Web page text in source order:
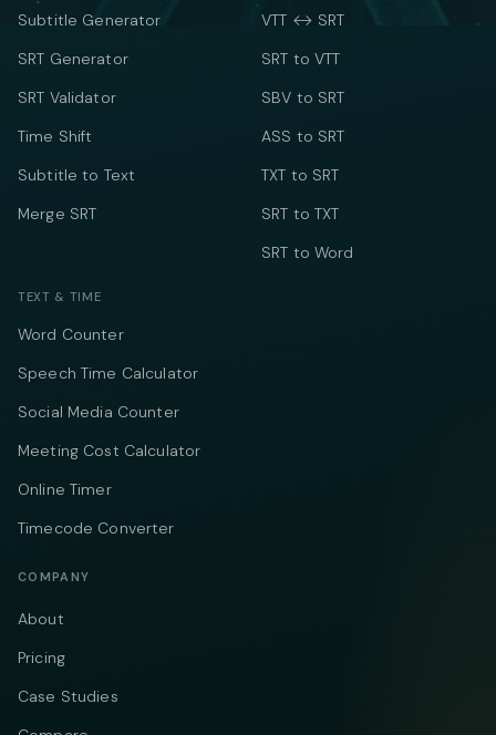
Subtitle Generator
SRT Generator
SRT Validator
Time Shift
Subtitle to Text
Merge SRT
VTT ↔ SRT
SRT to VTT
SBV to SRT
ASS to SRT
TXT to SRT
SRT to TXT
SRT to Word
TEXT & TIME
Word Counter
Speech Time Calculator
Social Media Counter
Meeting Cost Calculator
Online Timer
Timecode Converter
COMPANY
About
Pricing
Case Studies